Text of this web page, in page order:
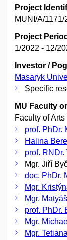
Project
MUNI/A/1171/
Project Period
1/2022 - 12/
Investor /
Masaryk
Specific
MU Faculty
Faculty of Arts
prof. PhDr.
Halina
prof.
Mgr. Jiří
doc. PhDr.
Mgr.
Mgr.
prof. PhDr.
Mgr.
Mgr.